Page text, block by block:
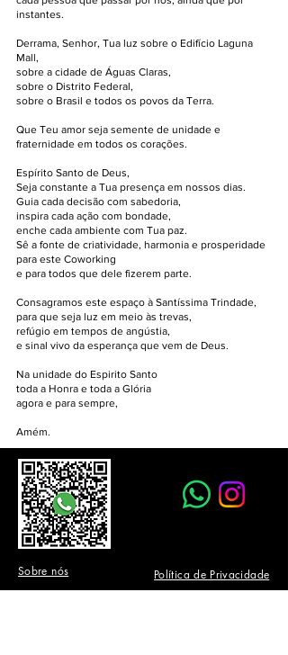
instantes.
Derrama, Senhor, Tua luz sobre o Edifício Laguna
Mall,
sobre a cidade de Águas Claras,
sobre o Distrito Federal,
sobre o Brasil e todos os povos da Terra.
Que Teu amor seja semente de unidade e
fraternidade em todos os corações.
Espírito Santo de Deus,
Seja constante a Tua presença em nossos dias.
Guia cada decisão com sabedoria,
inspira cada ação com bondade,
enche cada ambiente com Tua paz.
Sê a fonte de criatividade, harmonia e prosperidade
para este Coworking
e para todos que dele fizerem parte.
Consagramos este espaço à Santíssima Trindade,
para que seja luz em meio às trevas,
refúgio em tempos de angústia,
e sinal vivo da esperança que vem de Deus.
Na unidade do Espirito Santo
toda a Honra e toda a Glória
agora e para sempre,
Amém.
Sobre nós
Política de Privacidade
Onde estamos